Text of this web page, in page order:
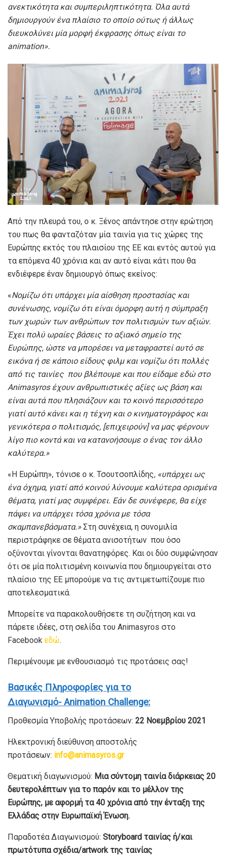
ανεκτικότητα και συμπεριληπτικότητα. Όλα αυτά
δημιουργούν ένα πλαίσιο το οποίο ούτως ή άλλως
διευκολύνει μία μορφή έκφρασης όπως είναι το
animation».
Από την πλευρά του, ο κ. Ξένος απάντησε στην ερώτηση
του πως θα φανταζόταν μία ταινία για τις χώρες της
Ευρώπης εκτός του πλαισίου της ΕΕ και εντός αυτού για
τα επόμενα 40 χρόνια και αν αυτό είναι κάτι που θα
ενδιέφερε έναν δημιουργό όπως εκείνος:
«Νομίζω ότι υπάρχει μία αίσθηση προστασίας και
συνένωσης, νομίζω ότι είναι όμορφη αυτή η σύμπραξη
των χωρών των ανθρώπων τον πολιτισμών των αξιών.
Έχει πολύ ωραίες βάσεις το αξιακό σημείο της
Ευρώπης, ώστε να μπορέσει να μεταφραστεί αυτό σε
εικόνα ή σε κάποιο είδους φιλμ και νομίζω ότι πολλές
από τις ταινίες που βλέπουμε και που είδαμε εδώ στο
Animasyros έχουν ανθρωπιστικές αξίες ως βάση και
είναι αυτά που πλησιάζουν και το κοινό περισσότερο
γιατί αυτό κάνει και η τέχνη και ο κινηματογράφος και
γενικότερα ο πολιτισμός, [επιχειρούν] να μας φέρνουν
λίγο πιο κοντά και να κατανοήσουμε ο ένας τον άλλο
καλύτερα.»
«Η Ευρώπη», τόνισε ο κ. Τσουτσοπλίδης, «υπάρχει ως
ένα όχημα, γιατί από κοινού λύνουμε καλύτερα ορισμένα
θέματα, γιατί μας συμφέρει. Εάν δε συνέφερε, θα είχε
πάψει να υπάρχει τόσα χρόνια με τόσα
σκαμπανεβάσματα.» Στη συνέχεια, η συνομιλία
περιστράφηκε σε θέματα ανισοτήτων που όσο
οξύνονται γίνονται θανατηφόρες. Και οι δύο συμφώνησαν
ότι σε μία πολιτισμένη κοινωνία που δημιουργείται στο
πλαίσιο της ΕΕ μπορούμε να τις αντιμετωπίζουμε πιο
αποτελεσματικά.
Μπορείτε να παρακολουθήσετε τη συζήτηση και να
πάρετε ιδέες, στη σελίδα του Animasyros στο
Facebook εδώ.
Περιμένουμε με ενθουσιασμό τις προτάσεις σας!
Βασικές Πληροφορίες για το
Διαγωνισμό-Animation Challenge:
Προθεσμία Υποβολής προτάσεων: 22 Νοεμβρίου 2021
Ηλεκτρονική διεύθυνση αποστολής
προτάσεων: info@animasyros.gr
Θεματική διαγωνισμού: Μια σύντομη ταινία διάρκειας 20
δευτερολέπτων για το παρόν και το μέλλον της
Ευρώπης, με αφορμή τα 40 χρόνια από την ένταξη της
Ελλάδας στην Ευρωπαϊκή Ένωση.
Παραδοτέα Διαγωνισμού: Storyboard ταινίας ή/και
πρωτότυπα σχέδια/artwork της ταινίας